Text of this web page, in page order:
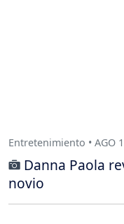
Entretenimiento • AGO
Danna Paola
novio